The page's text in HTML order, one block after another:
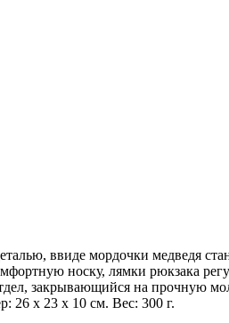
ввиде мордочки медведя
носку, лямки рюкзака
закрывающийся на прочную
26 х 23 х 10 см. Вес: 300 г.